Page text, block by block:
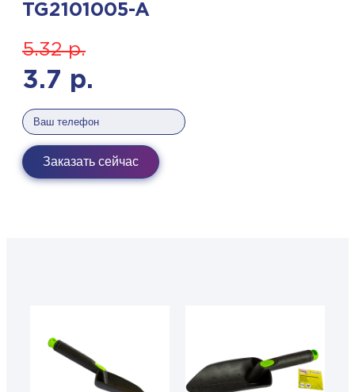
TG2101005-A
5.32р.
3.7 р.
Заказать сейчас